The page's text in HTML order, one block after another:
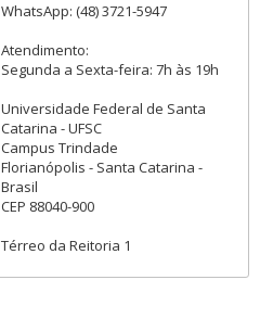
WhatsApp: (48) 3721-5947
Atendimento:
Segunda a Sexta-feira: 7h às 19h
Universidade Federal de Santa
Catarina - UFSC
Campus Trindade
Florianópolis - Santa Catarina -
Brasil
CEP 88040-900
Térreo da Reitoria 1